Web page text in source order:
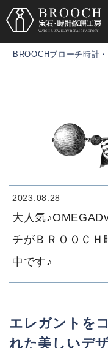
BROOCHブローチ時計
2023.08.28
大人気
チがＢＲＯＯＣＨ
中です♪
エレガントを
れた美しいデ